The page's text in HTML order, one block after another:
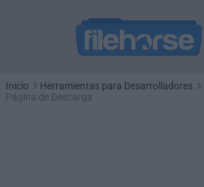
Inicio Herramientas para Desarrolladores
Página de Descarga